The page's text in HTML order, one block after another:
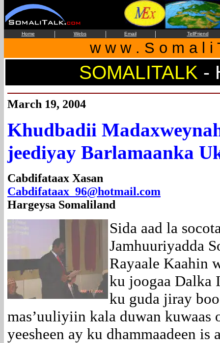
Home | Webs | Email | TellFriend
w w w . S o m a l i
SOMALITALK -
March 19, 2004
Khudbadii
jeediyay Barlamaanka
Cabdifataax Xasan
Cabdifataax_96@hotmail.com
Hargeysa Somaliland
Sida aad la
Jamhuuriyadda
Rayaale Kaahin
ku joogaa
ku guda jiray
mas’uuliyiin kala duwan kuwaas
yeesheen ay ku dhammaadeen